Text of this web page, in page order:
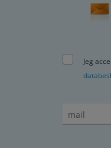
Jeg